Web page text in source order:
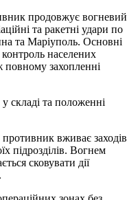
продовжує вогневий
та ракетні удари по
та Маріуполь. Основні
контроль населених
захопленні
складі та положенні
вживає заходів
підрозділів. Вогнем
сковувати дії